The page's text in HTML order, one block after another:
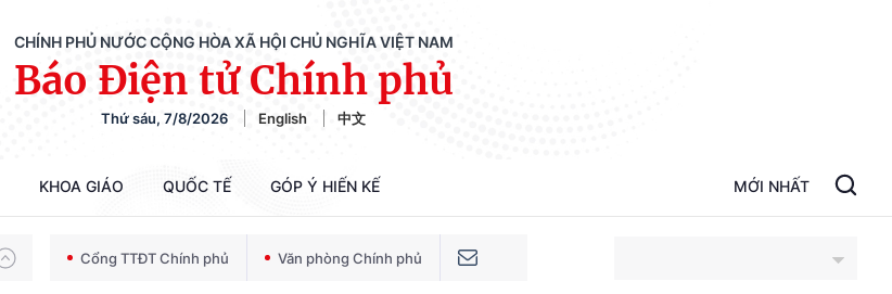
CHÍNH PHỦ NƯỚC CỘNG HÒA XÃ HỘI CHỦ NGHĨA VIỆT NAM
Báo Điện tử Chính phủ
Thứ sáu, 7/8/2026 English 中文
KHOA GIÁO QUỐC TẾ GÓP Ý HIẾN KẾ MỚI NHẤT
Cổng TTĐT Chính phủ Văn phòng Chính phủ